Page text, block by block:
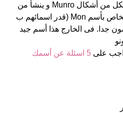
Mon هو اسم للبنين الأسم شكل من أشكال Munro و ينشأ من
اليابانية. على موقعنا 47 الأشخاص بأسم Mon (قدر اسمائهم ب
انهم راضون جدا. فى الخارج هذا أسم جيد
5 اسئلة عن أسمك